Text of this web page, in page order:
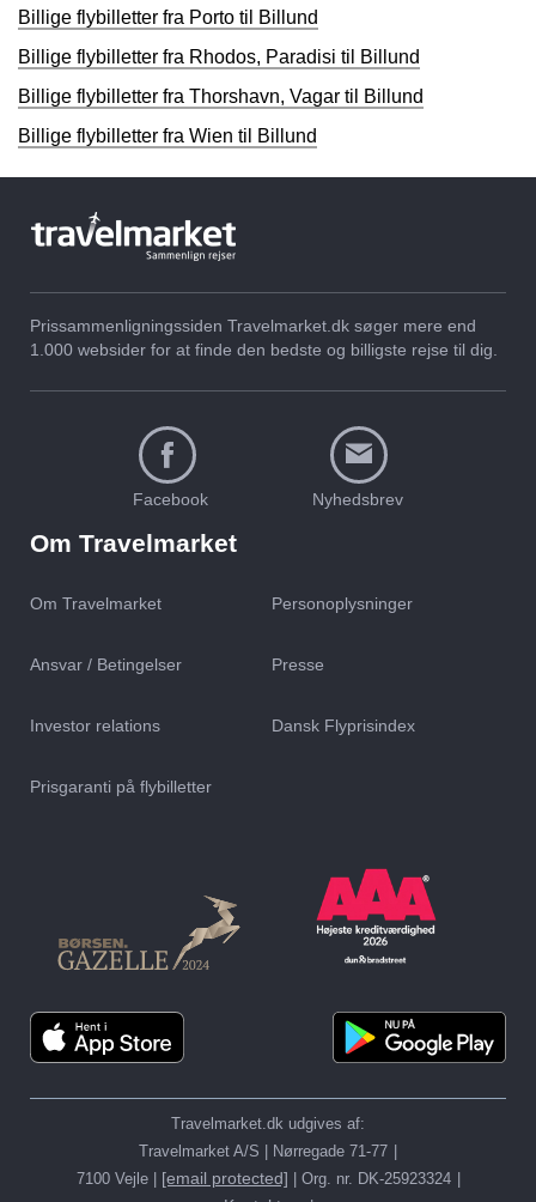
Billige flybilletter fra Porto til Billund
Billige flybilletter fra Rhodos, Paradisi til Billund
Billige flybilletter fra Thorshavn, Vagar til Billund
Billige flybilletter fra Wien til Billund
Prissammenligningssiden Travelmarket.dk søger mere end
1.000 websider for at finde den bedste og billigste rejse til dig.
Facebook Nyhedsbrev
Om Travelmarket
Om Travelmarket Personoplysninger
Ansvar / Betingelser Presse
Investor relations Dansk Flyprisindex
Prisgaranti på flybilletter
Travelmarket.dk udgives af:
Travelmarket A/S | Nørregade 71-77
7100 Vejle | [email protected] | Org. nr. DK-25923324